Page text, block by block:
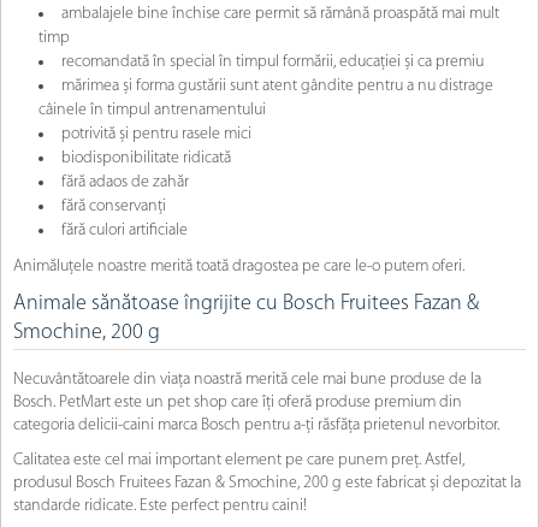
ambalajele bine închise care permit să rămână proaspătă mai mult
timp
recomandată în special în timpul formării, educației și ca premiu
mărimea și forma gustării sunt atent gândite pentru a nu distrage
câinele în timpul antrenamentului
potrivită și pentru rasele mici
biodisponibilitate ridicată
fără adaos de zahăr
fără conservanți
fără culori artificiale
Animăluțele noastre merită toată dragostea pe care le-o putem oferi.
Animale sănătoase îngrijite cu Bosch Fruitees Fazan &
Smochine, 200 g
Necuvântătoarele din viața noastră merită cele mai bune produse de la
Bosch. PetMart este un pet shop care îți oferă produse premium din
categoria delicii-caini marca Bosch pentru a-ți răsfăța prietenul nevorbitor.
Calitatea este cel mai important element pe care punem preț. Astfel,
produsul Bosch Fruitees Fazan & Smochine, 200 g este fabricat și depozitat la
standarde ridicate. Este perfect pentru caini!